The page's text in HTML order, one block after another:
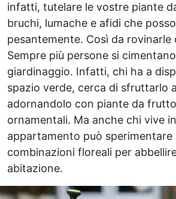
infatti, tutelare le vostre piante
bruchi, lumache e afidi che
pesantemente. Così da rovinarle
Sempre più persone si
giardinaggio. Infatti, chi ha a
spazio verde, cerca di sfruttarlo
adornandolo con piante da
ornamentali. Ma anche chi vive
appartamento può sperimentare
combinazioni floreali per
abitazione.